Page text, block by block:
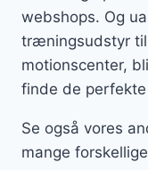
webshops. Og
træningsudstyr
motionscenter,
finde de
Se også vores
mange